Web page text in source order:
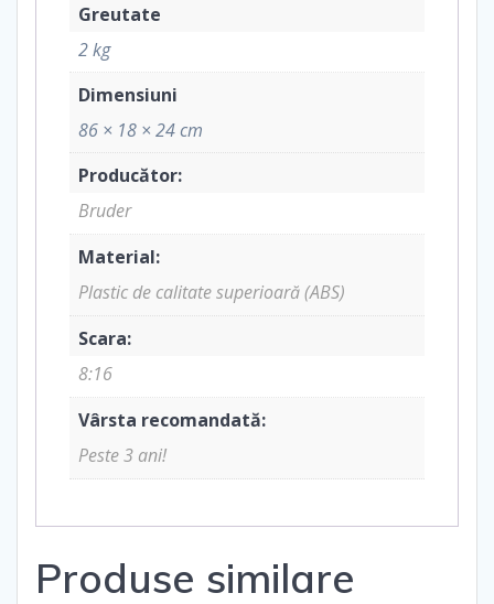
Greutate
2 kg
Dimensiuni
86 × 18 × 24 cm
Producător:
Bruder
Material:
Plastic de calitate superioară (ABS)
Scara:
8:16
Vârsta recomandată:
Peste 3 ani!
Produse similare